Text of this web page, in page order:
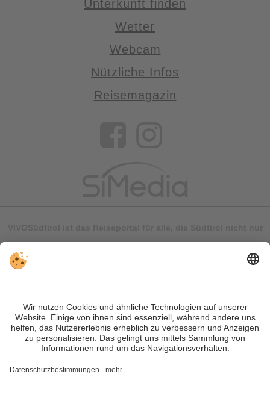
Unterkunft finden
Wetter
Webcam
Nützliche Infos
Reisemagazin
können Fehler auftreten. Wir übernehmen keine Gewähr für
die Richtigkeit und Vollständigkeit aller Informationen.
Informieren Sie sich sicherheitshalber nochmals beim
Veranstalter vor Ort über die aktuellen Bedingungen.